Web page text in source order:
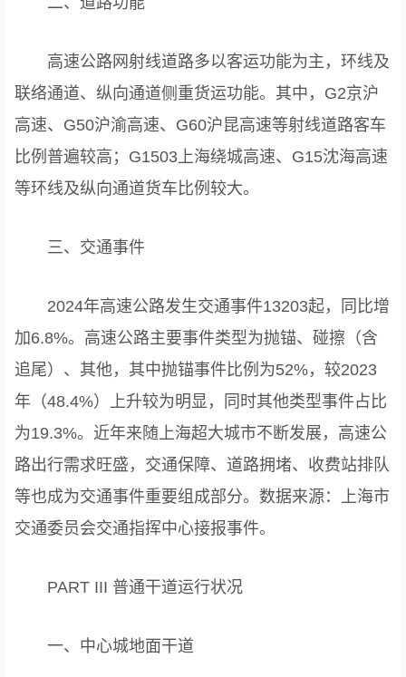
高速公路网射线道路多以客运功能为主，环线及
联络通道、纵向通道侧重货运功能。其中，G2京沪
高速、G50沪渝高速、G60沪昆高速等射线道路客车
比例普遍较高；G1503上海绕城高速、G15沈海高速
等环线及纵向通道货车比例较大。
三、交通事件
2024年高速公路发生交通事件13203起，同比增
加6.8%。高速公路主要事件类型为抛锚、碰擦（含
追尾）、其他，其中抛锚事件比例为52%，较2023
年（48.4%）上升较为明显，同时其他类型事件占比
为19.3%。近年来随上海超大城市不断发展，高速公
路出行需求旺盛，交通保障、道路拥堵、收费站排队
等也成为交通事件重要组成部分。数据来源：上海市
交通委员会交通指挥中心接报事件。
PART III 普通干道运行状况
一、中心城地面干道